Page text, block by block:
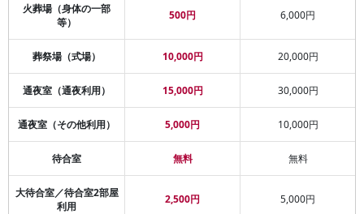
火葬場（身体の一部
等）
500円 6,000円
葬祭場（式場） 10,000円 20,000円
通夜室（通夜利用） 15,000円 30,000円
通夜室（その他利用） 5,000円 10,000円
待合室 無料 無料
大待合室／待合室2部屋
利用
2,500円 5,000円